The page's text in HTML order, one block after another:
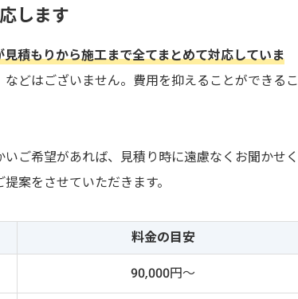
します
見積もりから施工まで全てまとめて対応していま
どはございません。費用を抑えることができるこ
ご希望があれば、見積り時に遠慮なくお聞かせく
案をさせていただきます。
料金の目安
90,000円～